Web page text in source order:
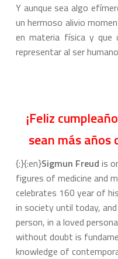
Y aunque sea algo
un hermoso alivio
en materia física y que
representar al ser
¡Feliz
sean más
{:}{:en}Sigmun Freud is
figures of medicine and
celebrates 160 year of
in society until today,
person, in a loved
without doubt is
knowledge of